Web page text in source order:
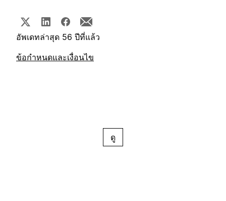
อัพเดทล่าสุด 56 ปีที่แล้ว
ข้อกำหนดและเงื่อนไข
ดู